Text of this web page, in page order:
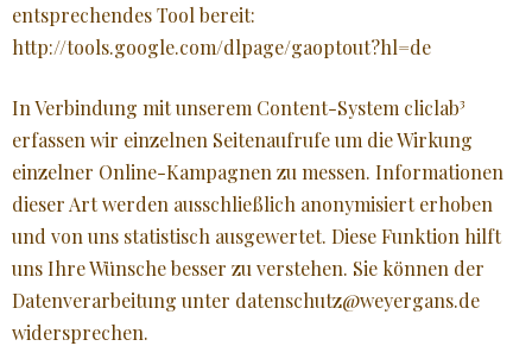
entsprechendes Tool bereit:
http://tools.google.com/dlpage/gaoptout?hl=de
In Verbindung mit unserem Content-System cliclab³
erfassen wir einzelnen Seitenaufrufe um die Wirkung
einzelner Online-Kampagnen zu messen. Informationen
dieser Art werden ausschließlich anonymisiert erhoben
und von uns statistisch ausgewertet. Diese Funktion hilft
uns Ihre Wünsche besser zu verstehen. Sie können der
Datenverarbeitung unter datenschutz@weyergans.de
widersprechen.